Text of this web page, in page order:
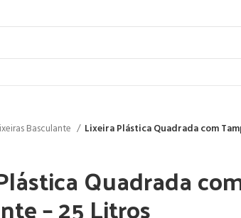
Basculante Lixeira Plástica Quadrada com
Quadrada
– 25 Litros